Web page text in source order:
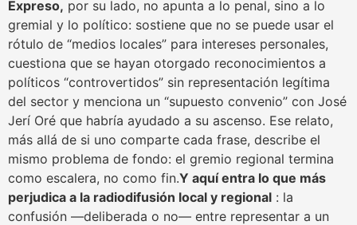
Expreso, por su lado, no apunta a lo penal, sino a lo
gremial y lo político: sostiene que no se puede usar el
rótulo de “medios locales” para intereses personales,
cuestiona que se hayan otorgado reconocimientos a
políticos “controvertidos” sin representación legítima
del sector y menciona un “supuesto convenio” con José
Jerí Oré que habría ayudado a su ascenso. Ese relato,
más allá de si uno comparte cada frase, describe el
mismo problema de fondo: el gremio regional termina
como escalera, no como fin.Y aquí entra lo que más
perjudica a la radiodifusión local y regional : la
confusión —deliberada o no— entre representar a un